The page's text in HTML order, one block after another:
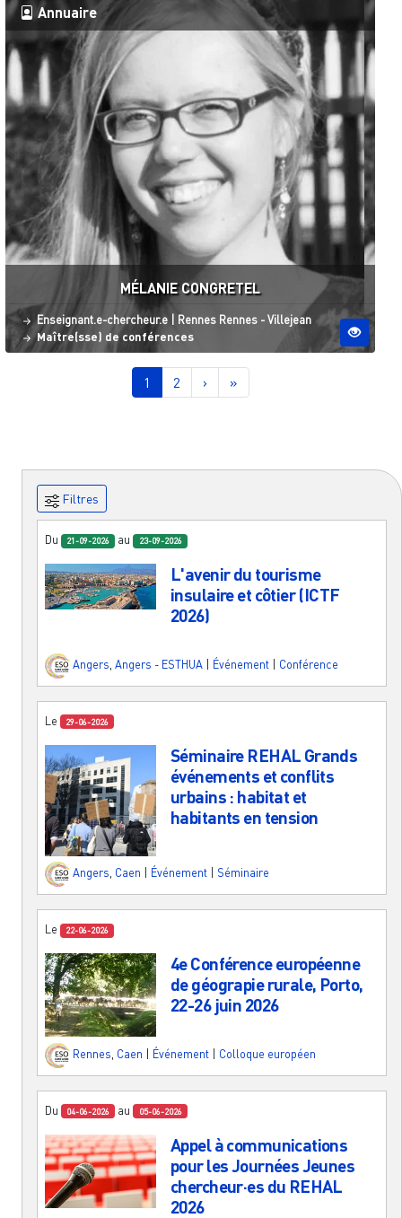
Annuaire
MÉLANIE CONGRETEL
Statut
Enseignant.e-chercheur.e Site ESO
Rennes Rennes - Villejean
Maître(sse) de conférences
Page courante
1 Page
2 Page suivante
› Dernière page
»
Filtres
Du 21-09-2026 au 23-09-2026
L'avenir du tourisme
insulaire et côtier (ICTF
2026)
Angers Angers - ESTHUA Événement Conférence
Le 29-06-2026
Séminaire REHAL Grands
événements et conflits
urbains : habitat et
habitants en tension
Angers, Caen Événement Séminaire
Le 22-06-2026
4e Conférence européenne
de géograpie rurale, Porto,
22-26 juin 2026
Rennes Caen Événement Colloque européen
Du 04-06-2026 au 05-06-2026
Appel à communications
pour les Journées Jeunes
chercheur·es du REHAL
2026